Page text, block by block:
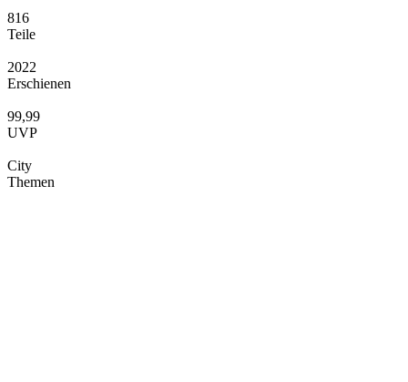
816
Teile
2022
Erschienen
99,99
UVP
City
Themen